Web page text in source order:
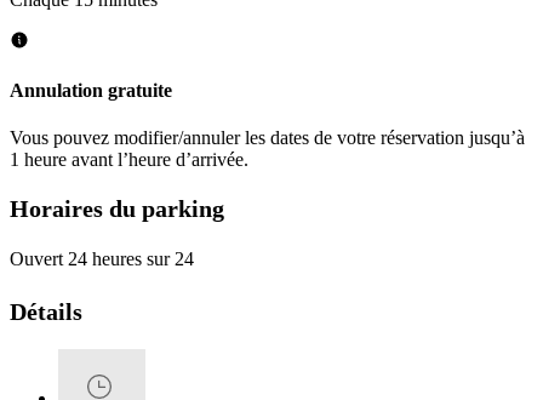
Annulation gratuite
Vous pouvez modifier/annuler les dates de votre réservation jusqu’à
1 heure avant l’heure d’arrivée.
Horaires du parking
Ouvert 24 heures sur 24
Détails